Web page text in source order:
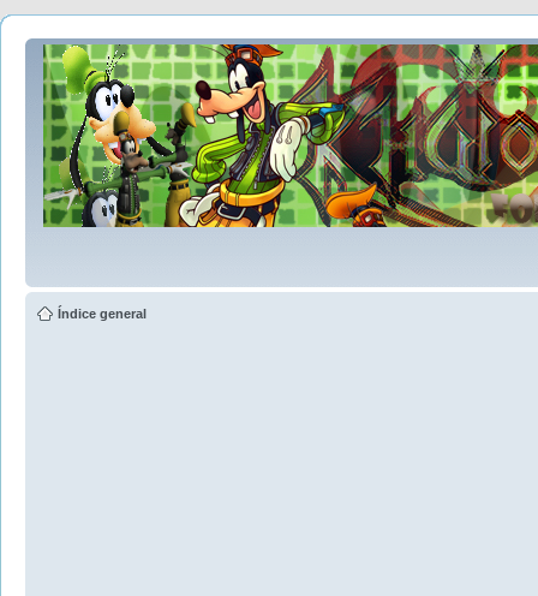
Índice general